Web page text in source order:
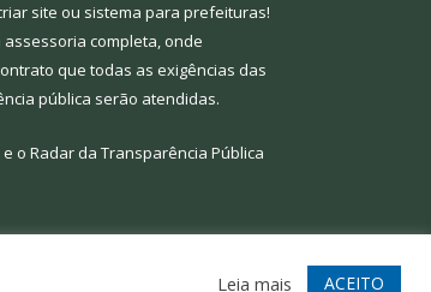
site ou sistema para prefeituras!
assessoria completa, onde
que todas as exigências das
pública serão atendidas.
e o Radar da Transparência Pública
Acessar Webmail
Leia mais ACEITO